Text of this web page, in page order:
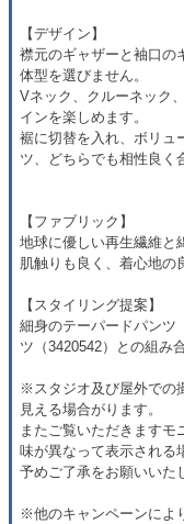
【デザイン】
襟元のギャザーと袖口の
体型を選びません。
Vネック、クルーネック
インを楽しめます。
裾に切替を入れ、ボリュ
ツ、どちらでも相性良く
【ファブリック】
地球に優しい再生繊維と
肌触りも良く、着心地の
【スタイリング提案】
細身のテーパードパンツ
ツ（3420542）との組み
※スタジオ及び屋外での
見える場合がります。
またご覧いただきます
味が異なって表示される
予めご了承をお願いいた
※他のキャンペーンによ